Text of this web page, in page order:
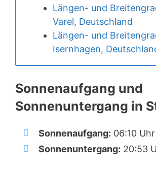
Längen- und
Varel, Deutschland
Längen- und
Isernhagen,
Sonnenaufgang und
Sonnenuntergang in
Sonnenaufgang: 06:10 Uhr
Sonnenuntergang: 20:53